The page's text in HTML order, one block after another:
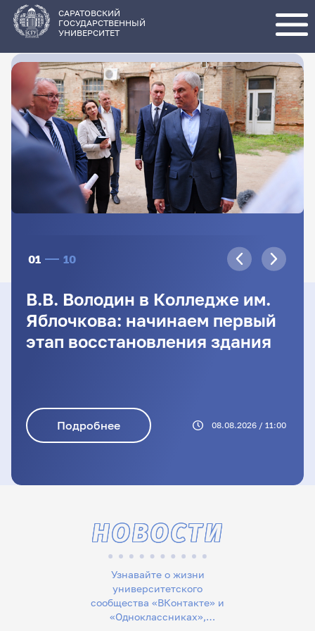
основному
содержанию
САРАТОВСКИЙ
ГОСУДАРСТВЕННЫЙ
УНИВЕРСИТЕТ
01 10
В.В. Володин в Колледже им.
Яблочкова: начинаем первый
этап восстановления здания
Подробнее 08.08.2026 / 11:00
Узнавайте о жизни
университетского
сообщества «ВКонтакте» и
«Одноклассниках»,
НОВОСТИ